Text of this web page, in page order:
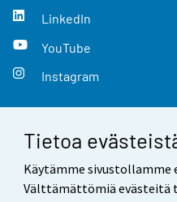
Tietoa
Käytämme sivustollamme
Välttämättömiä evästeitä
LinkedIn
YouTube
Instagram
Yhteystiedot
Palaute